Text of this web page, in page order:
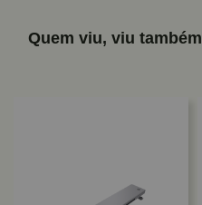
Quem viu, viu também